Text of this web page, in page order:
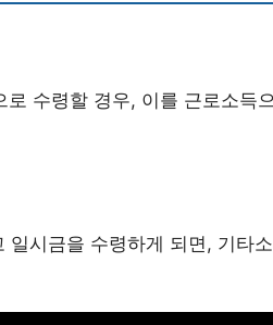
로 수령할 경우, 이를 근로소득
일시금을 수령하게 되면, 기타